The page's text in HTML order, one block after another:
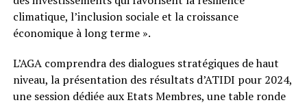
climatique, l’inclusion sociale et la croissance
économique à long terme ».
L’AGA comprendra des dialogues stratégiques de haut
niveau, la présentation des résultats d’ATIDI pour 2024,
une session dédiée aux Etats Membres, une table ronde